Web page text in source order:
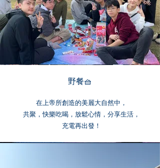
​野餐🧺
在上帝所創造的美麗大自然中，
共聚，快樂吃喝，放鬆心情，分享生活，
​充電再出發！